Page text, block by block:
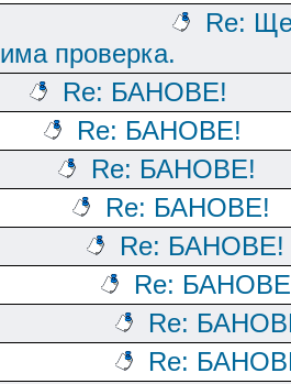
Re:
има проверка.
Re: БАНОВЕ!
Re: БАНОВЕ!
Re: БАНОВЕ!
Re: БАНОВЕ!
Re: БАНОВЕ!
Re:
Re:
Re: